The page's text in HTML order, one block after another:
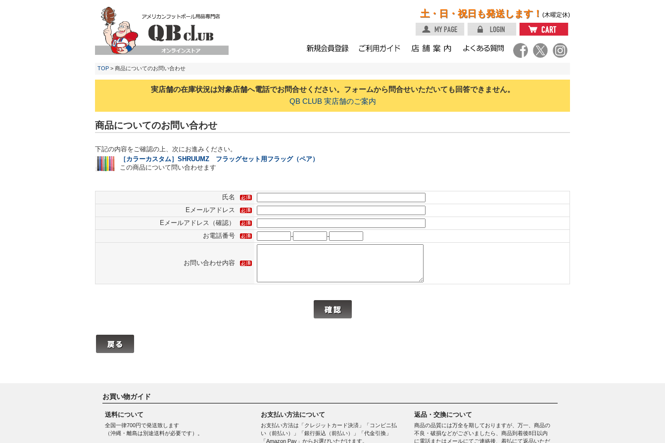
土・日・祝日も発送します！ (木曜定休)
TOP > 商品についてのお問い合わせ
実店舗の在庫状況は対象店舗へ電話でお問合せください。フォームから問合せいただいても回答できません。
QB CLUB 実店舗のご案内
商品についてのお問い合わせ
下記の内容をご確認の上、次にお進みください。
［カラーカスタム］SHRUUMZ フラッグセット用フラッグ（ペア）
この商品について問い合わせます
氏名
Eメールアドレス
Eメールアドレス（確認）
お電話番号
- -
お問い合わせ内容
お買い物ガイド
送料について
全国一律700円で発送致します
（沖縄・離島は別途送料が必要です）。
お支払い方法について
お支払い方法は「クレジットカード決済」「コンビニ払
い（前払い）」「銀行振込（前払い）」「代金引換」
「Amazon Pay」からお選びいただけます。
返品・交換について
商品の品質には万全を期しておりますが、万一、商品の
不良・破損などがございましたら、商品到着後8日以内
に電話またはメールにてご連絡後、着払にて返品いただ